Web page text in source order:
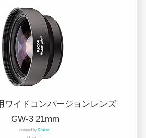
ワイドコンバージョンレンズ
GW-3 21mm
created by Rinker